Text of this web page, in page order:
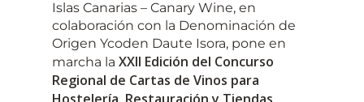
Islas Canarias – Canary Wine, en
colaboración con la Denominación de
Origen Ycoden Daute Isora, pone en
marcha la XXII Edición del Concurso
Regional de Cartas de Vinos para